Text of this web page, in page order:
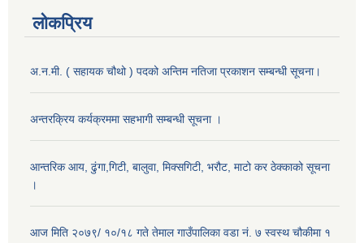
लोकप्रिय
अ.न.मी. ( सहायक चौथो ) पदको अन्तिम नतिजा प्रकाशन सम्बन्धी सूचना।
अन्तरक्रिय कर्यक्रममा सहभागी सम्बन्धी सूचना ।
आन्तरिक आय, ढुंगा,गिटी, बालुवा, मिक्सगिटी, भरौट, माटो कर ठेक्काको सूचना
।
आज मिति २०७९/ १०/१८ गते तेमाल गाउँपालिका वडा नं. ७ स्वस्थ चौकीमा १